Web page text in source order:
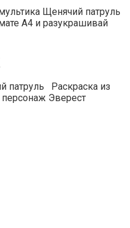
Щенячий патруль
А4 и разукрашивай
патруль Раскраска из
Эверест